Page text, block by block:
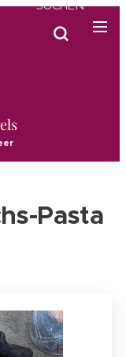
SUCHEN
Pasta